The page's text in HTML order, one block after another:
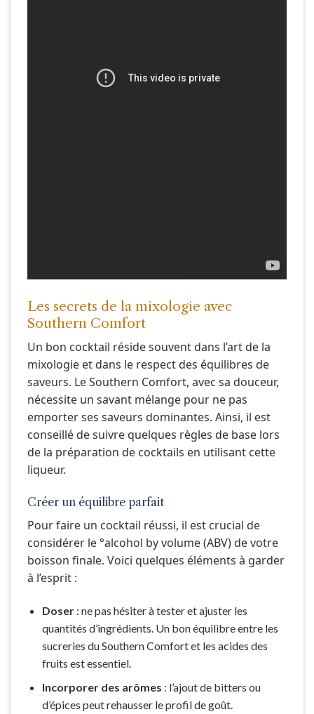
Les secrets de la mixologie avec
Southern Comfort
Un bon cocktail réside souvent dans l’art de la
mixologie et dans le respect des équilibres de
saveurs. Le Southern Comfort, avec sa douceur,
nécessite un savant mélange pour ne pas
emporter ses saveurs dominantes. Ainsi, il est
conseillé de suivre quelques règles de base lors
de la préparation de cocktails en utilisant cette
liqueur.
Créer un équilibre parfait
Pour faire un cocktail réussi, il est crucial de
considérer le °alcohol by volume (ABV) de votre
boisson finale. Voici quelques éléments à garder
à l’esprit :
Doser: ne pas hésiter à tester et ajuster les
quantités d’ingrédients. Un bon équilibre entre les
sucreries du Southern Comfort et les acides des
fruits est essentiel.
Incorporer des arômes : l’ajout de bitters ou
d’épices peut rehausser le profil de goût.